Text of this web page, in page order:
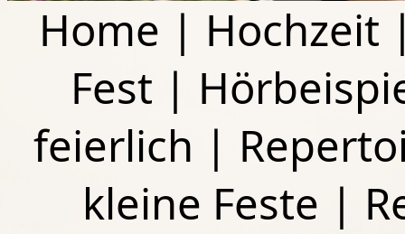
Home | Hochzeit
Fest |
feierlich |
kleine Feste |